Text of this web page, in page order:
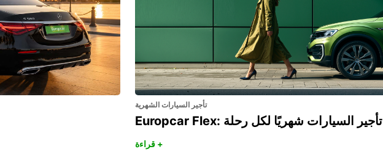
تأجير السيارات الشهرية
Europcar Flex: تأجير السيارات شهريًا لكل رحلة
قراءة +